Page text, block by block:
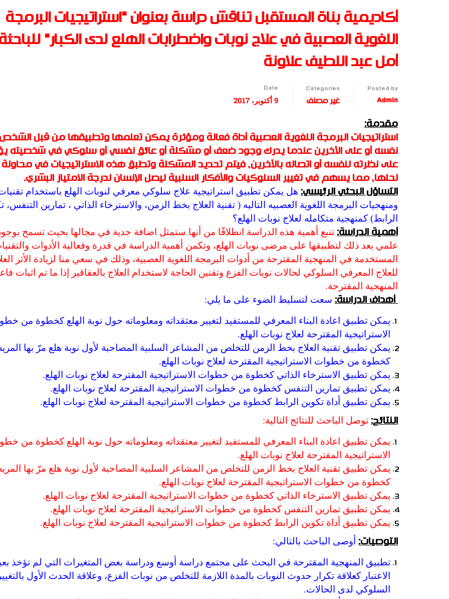
أكاديمية بناة المستقبل تناقش دراسة بعنوان "استراتيجيات البرمجة
اللغوية العصبية في علاج نوبات واضطرابات الهلع لدى الكبار"
أمل عبد اللطيف علاونة
Posted by
Admin
Categories
غير مصنف
Date
9 أكتوبر، 2017
مقدمة:
استراتيجيات البرمجة اللغوية العصبية أداة فعالة ومؤثرة يمكن تعلمها وتطبيقها من قبل
نفسه أو على الآخرين عندما يدرك وجود ضعف أو مشكلة أو عائق نفسي أو سلوكي في شخصيته
على نظرته لنفسه أو اتصاله بالآخرين، فيتم تحديد المشكلة وتطبق هذه الاستراتيجيات في محاولة
لحلها، مما يسهم في تغيير السلوكيات والأفكار السلبية ليصل الإنسان لدرجة الامتياز البشري.
التساؤل البحثي الرئيسي: هل يمكن تطبيق استراتيجية علاج سلوكي معرفي لنوبات الهلع باستخدام
ومنهجيات البرمجة اللغوية العصبيه التاليه ( تقنية العلاج بخط الزمن، والاسترخاء الذاتي ، تمارين التنفس،
الرابط) كمنهجية متكامله لعلاج نوبات الهلع؟
أهمية الدراسة: تنبع أهمية هذه الدراسة انطلاقًا من أنها ستمثل اضافة جدية في مجالها بحيث تسمح
علمي بعد ذلك لتطبيقها على مرضى نوبات الهلع، وتكمن أهمية الدراسة في قدرة وفعالية الأدوات
المستخدمة في المنهجية المقترحة من أدوات البرمجة اللغوية العصبية، وذلك في سعي منا لزيادة الأثر
للعلاج المعرفي السلوكي لحالات نوبات الفزع وتقنين الحاجة لاستخدام العلاج بالعقاقير إذا ما تم اثبات
المنهجية المقترحة.
أهداف الدراسة: سعت لتسليط الضوء على ما يلي:
يمكن تطبيق اعادة البناء المعرفي للمستفيد لتغيير معتقداته ومعلوماته حول نوبة الهلع كخطوة من
الاستراتيجية المقترحة لعلاج نوبات الهلع.
يمكن تطبيق تقنية العلاج بخط الزمن للتخلص من المشاعر السلبية المصاحبة لأول نوبة هلع مرّ بها
كخطوة من خطوات الاستراتيجية المقترحة لعلاج نوبات الهلع.
يمكن تطبيق الاسترخاء الذاتي كخطوة من خطوات الاستراتيجية المقترحة لعلاج نوبات الهلع.
يمكن تطبيق تمارين التنفس كخطوة من خطوات الاستراتيجية المقترحة لعلاج نوبات الهلع.
يمكن تطبيق أداة تكوين الرابط كخطوة من خطوات الاستراتيجية المقترحة لعلاج نوبات الهلع.
النتائج: توصل الباحث للنتائج التالية:
يمكن تطبيق اعادة البناء المعرفي للمستفيد لتغيير معتقداته ومعلوماته حول نوبة الهلع كخطوة من
الاستراتيجية المقترحة لعلاج نوبات الهلع.
يمكن تطبيق تقنية العلاج بخط الزمن للتخلص من المشاعر السلبية المصاحبة لأول نوبة هلع مرّ بها
كخطوة من خطوات الاستراتيجية المقترحة لعلاج نوبات الهلع.
يمكن تطبيق الاسترخاء الذاتي كخطوة من خطوات الاستراتيجية المقترحة لعلاج نوبات الهلع.
يمكن تطبيق تمارين التنفس كخطوة من خطوات الاستراتيجية المقترحة لعلاج نوبات الهلع.
يمكن تطبيق أداة تكوين الرابط كخطوة من خطوات الاستراتيجية المقترحة لعلاج نوبات الهلع.
التوصيات: أوصى الباحث بالتالي:
تطبيق المنهجية المقترحة في البحث على مجتمع دراسة أوسع ودراسة بعض المتغيرات التي لم تؤخذ
الاعتبار كعلاقة تكرار حدوث النوبات بالمدة اللازمة للتخلص من نوبات الفزع، وعلاقة الحدث الأول
السلوكي لدى الحالات.